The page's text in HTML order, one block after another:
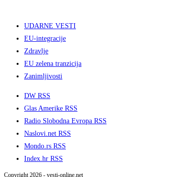
UDARNE VESTI
EU-integracije
Zdravlje
EU zelena tranzicija
Zanimljivosti
DW RSS
Glas Amerike RSS
Radio Slobodna Evropa RSS
Naslovi.net RSS
Mondo.rs RSS
Index.hr RSS
Copyright 2026 - vesti-online.net